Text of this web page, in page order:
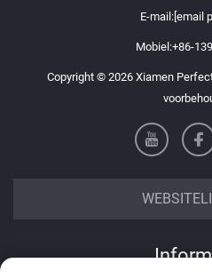
E-mail:[email
Mobiel:+86-
Copyright © 2026 Xiamen